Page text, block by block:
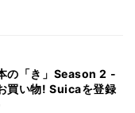
の「き」Season 2 -
買い物! Suicaを登録